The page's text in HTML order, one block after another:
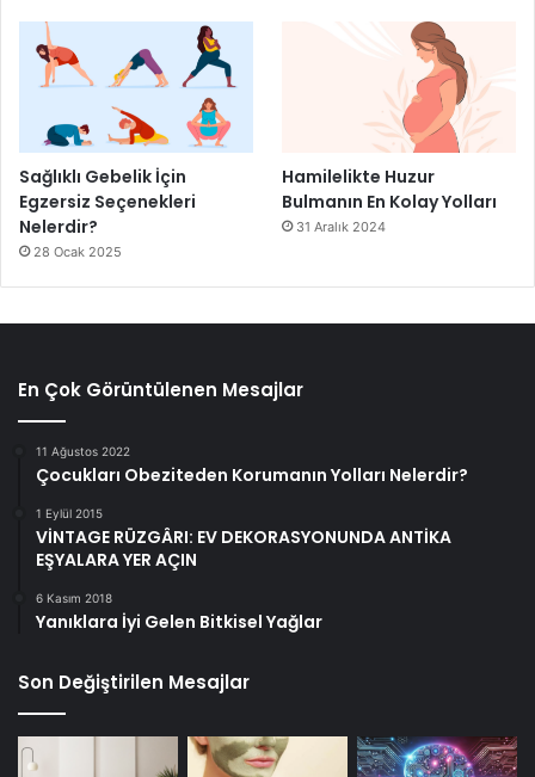
Sağlıklı Gebelik İçin
Egzersiz Seçenekleri
Nelerdir?
28 Ocak 2025
Hamilelikte Huzur
Bulmanın En Kolay Yolları
31 Aralık 2024
En Çok Görüntülenen Mesajlar
11 Ağustos 2022
Çocukları Obeziteden Korumanın Yolları Nelerdir?
1 Eylül 2015
VİNTAGE RÜZGÂRI: EV DEKORASYONUNDA ANTİKA
EŞYALARA YER AÇIN
6 Kasım 2018
Yanıklara İyi Gelen Bitkisel Yağlar
Son Değiştirilen Mesajlar